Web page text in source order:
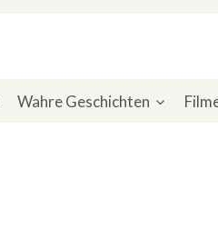
Wahre Geschichten